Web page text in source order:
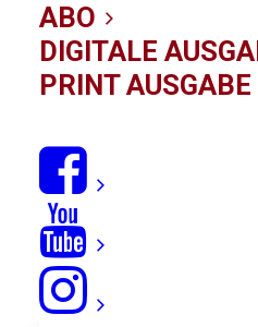
ABO
DIGITALE
PRINT AUSGABE
Volle Power: